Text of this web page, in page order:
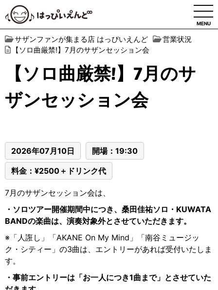
MENU
サザンファンが集まる店 はっぴいえんど
営業状況
【ソロ曲厳禁!】7月のサザンセッション会
【ソロ曲厳禁!】7月のサ
ザンセッション会
2026年07月10日 開場：19:30
料金：¥2500＋ドリンク代
7月のサザンセッション会は、
・ソロツアー開催期間中につき、桑田佳祐ソロ・KUWATA
BANDの楽曲は、演奏対象外とさせていただきます。
※「人誑し」「AKANE On My Mind」「南谷ミュージッ
ク・シティー」の3曲は、エントリーがあれば受付いたしま
す。
・事前エントリーは「お一人につき1曲まで」とさせていた